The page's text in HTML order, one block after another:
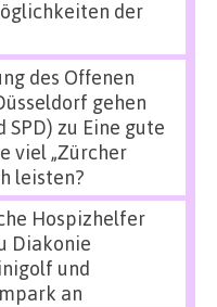
der
des Offenen
gehen
SPD) zu Eine gute
viel „Zürcher
leisten?
Hospizhelfer
Diakonie
und
an